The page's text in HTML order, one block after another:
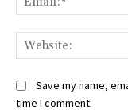
Save my name,
time I comment.